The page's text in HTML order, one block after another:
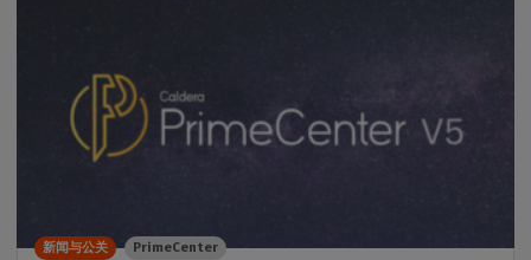
新闻与公关 PrimeCenter